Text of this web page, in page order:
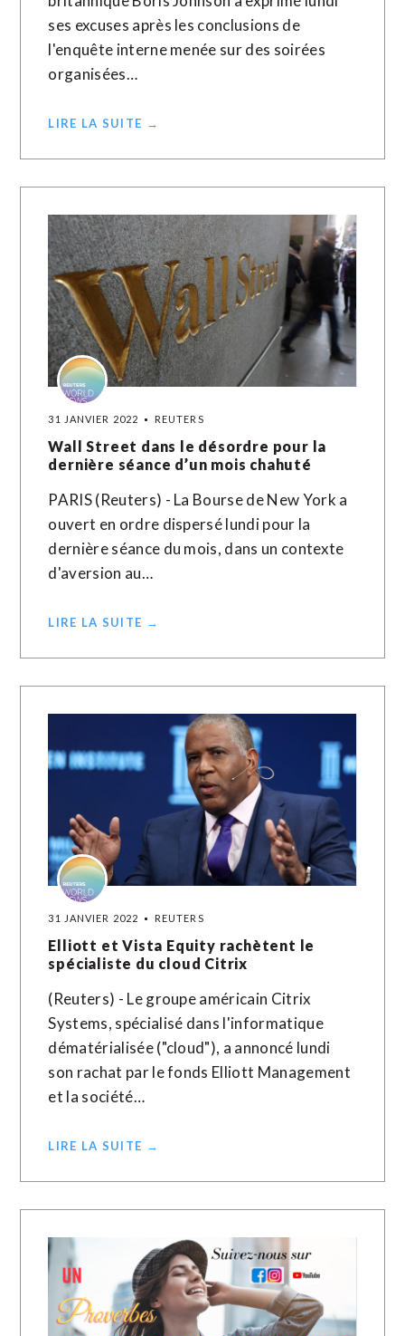
ses excuses après les conclusions de
l'enquête interne menée sur des soirées
organisées…
LIRE LA SUITE →
31 JANVIER 2022 REUTERS
Wall Street dans le désordre pour la
dernière séance d’un mois chahuté
PARIS (Reuters) - La Bourse de New York a
ouvert en ordre dispersé lundi pour la
dernière séance du mois, dans un contexte
d'aversion au…
LIRE LA SUITE →
31 JANVIER 2022 REUTERS
Elliott et Vista Equity rachètent le
spécialiste du cloud Citrix
(Reuters) - Le groupe américain Citrix
Systems, spécialisé dans l'informatique
dématérialisée ("cloud"), a annoncé lundi
son rachat par le fonds Elliott Management
et la société…
LIRE LA SUITE →